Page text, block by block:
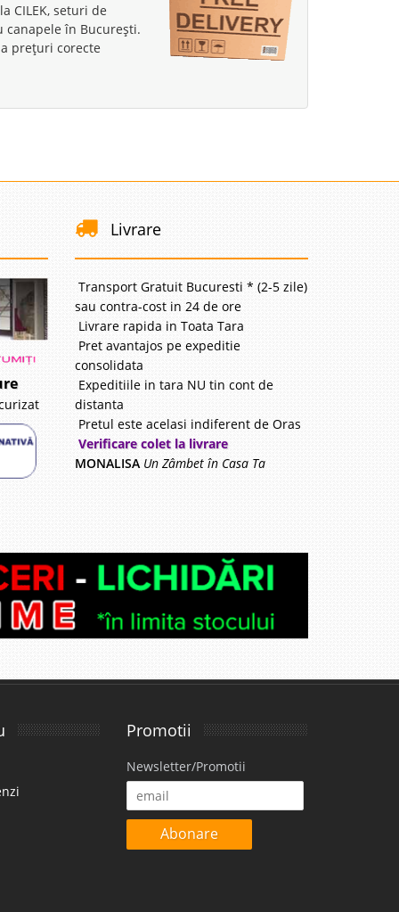
CILEK, seturi de
în București.
prețuri corecte
Livrare
Transport Gratuit Bucuresti * (2-5 zile)
sau contra-cost in 24 de ore
Livrare rapida in Toata Tara
Pret avantajos pe expeditie
consolidata
Expeditiile in tara NU tin cont de
distanta
Pretul este acelasi indiferent de Oras
Verificare colet la livrare
MONALISA Un Zâmbet în Casa Ta
Promotii
Newsletter/Promotii
Abonare